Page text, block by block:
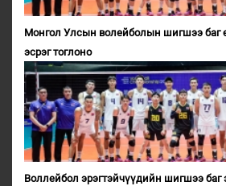
Монгол Улсын волейболын шигшээ баг
эсрэг тоглоно
Воллейбол эрэгтэйчүүдийн шигшээ баг